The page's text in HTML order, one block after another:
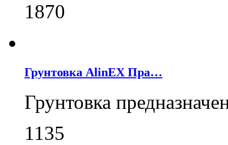
1870
Грунтовка AlinEX Пра…
Грунтовка
1135